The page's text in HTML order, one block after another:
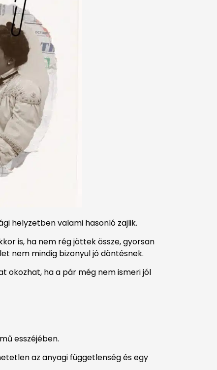
helyzetben valami hasonló zajlik.
is, ha nem rég jöttek össze, gyorsan
nem mindig bizonyul jó döntésnek.
okozhat, ha a pár még nem ismeri jól
esszéjében.
az anyagi függetlenség és egy